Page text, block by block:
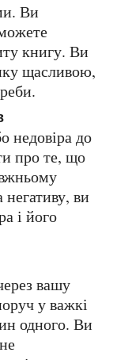
Ви
книгу. Ви
щасливою,
про те, що
негативу, ви
і його
у важкі
одного. Ви